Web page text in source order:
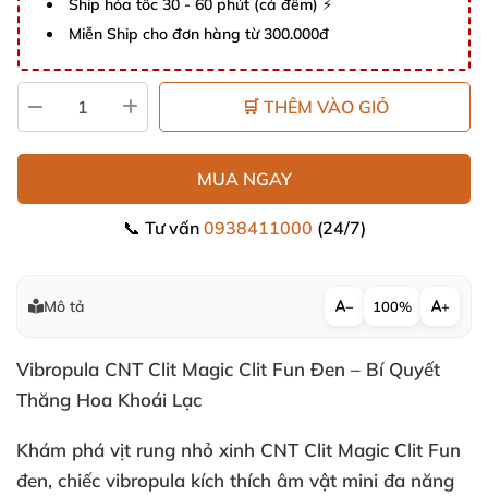
Ship hỏa tốc 30 - 60 phút (cả đêm) ⚡
Miễn Ship cho đơn hàng từ 300.000đ
🛒 THÊM VÀO GIỎ
MUA NGAY
📞 Tư vấn 0938411000 (24/7)
Mô tả − 100% +
Vibropula CNT Clit Magic Clit Fun Đen – Bí Quyết
Thăng Hoa Khoái Lạc
Khám phá vịt rung nhỏ xinh CNT Clit Magic Clit Fun
đen, chiếc vibropula kích thích âm vật mini đa năng